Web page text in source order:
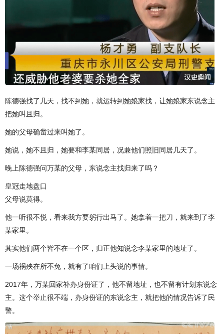
陈德强找了几天，找不到她，就运转到她娘家找，让她娘家东说念主
把她叫且归。
她的父母确凿过来叫她了。
她说，她不且归，她要和李某同居，况兼他们照旧同居几天了。
晚上陈德强问万某的父母，东说念主找归来了吗？
皇冠走地盘口
父母说莫得。
他一听很不悦，看来我方要躬行出马了。她拿着一把刀，就来到了李
某家里。
其实他们两个皆不在一个区，归正他知说念李某家里的地址了。
一场祸殃在所不免，就有了咱们上头说的事情。
2017年，万某回家补办身份证了，他不留地址，也不留有计划东说念
主。这个举止很不端，办身份证的东说念主，就把他的情况告诉了民
警。